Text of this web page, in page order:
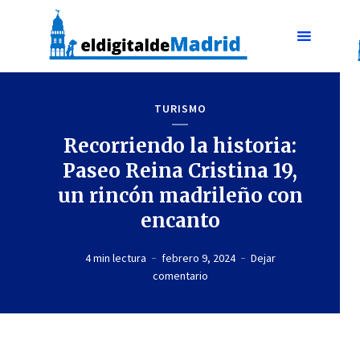
TURISMO
Recorriendo la historia:
Paseo Reina Cristina 19,
un rincón madrileño con
encanto
4 min lectura febrero 9, 2024
Dejar
comentario